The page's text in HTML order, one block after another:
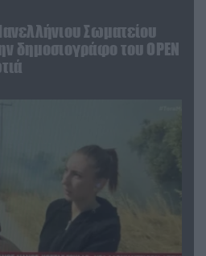
Σωματείου
δημοσιογράφο του OPEN